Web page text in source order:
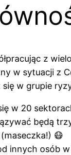
z
w sytuacji z
się w grupie
w 20
będą
(maseczka!) 😷
innych osób